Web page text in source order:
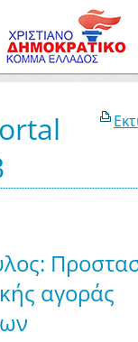
αγοράς